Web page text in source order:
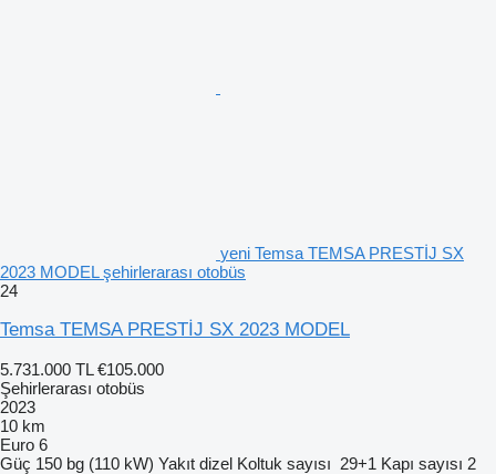
yeni Temsa TEMSA PRESTİJ SX
2023 MODEL şehirlerarası otobüs
24
Temsa TEMSA PRESTİJ SX 2023 MODEL
5.731.000 TL €105.000
Şehirlerarası otobüs
2023
10 km
Euro 6
Güç 150 bg (110 kW) Yakıt dizel Koltuk sayısı 29+1 Kapı sayısı 2